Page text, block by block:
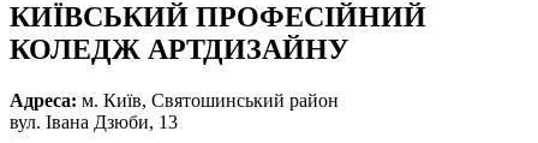
КИЇВСЬКИЙ ПРОФЕСІЙНИЙ
КОЛЕДЖ АРТДИЗАЙНУ
Адреса: м. Київ, Святошинський район
вул. Івана Дзюби, 13